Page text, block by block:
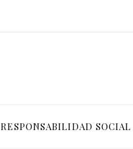
RESPONSABILIDAD SOCIAL